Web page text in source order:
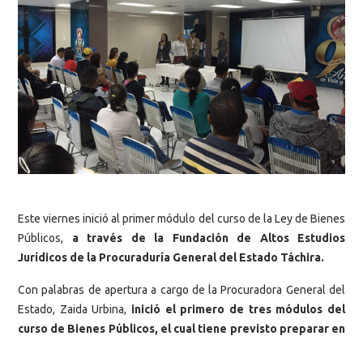
Este viernes inició al primer módulo del curso de la Ley de Bienes
Públicos, a través de la Fundación de Altos Estudios
Jurídicos de la Procuraduría General del Estado Táchira.
Con palabras de apertura a cargo de la Procuradora General del
Estado, Zaida Urbina, inició el primero de tres módulos del
curso de Bienes Públicos, el cual tiene previsto preparar en